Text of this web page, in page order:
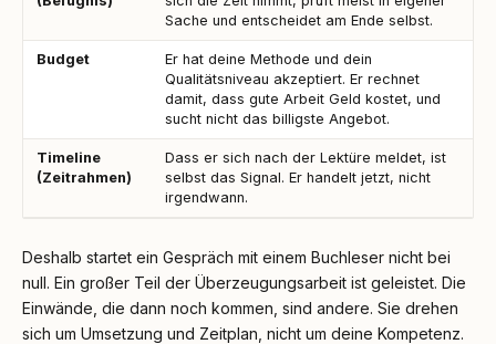
Sache und entscheidet am Ende selbst.
Budget
Er hat deine Methode und dein
Qualitätsniveau akzeptiert. Er rechnet
damit, dass gute Arbeit Geld kostet, und
sucht nicht das billigste Angebot.
Timeline
(Zeitrahmen)
Dass er sich nach der Lektüre meldet, ist
selbst das Signal. Er handelt jetzt, nicht
irgendwann.
Deshalb startet ein Gespräch mit einem Buchleser nicht bei
null. Ein großer Teil der Überzeugungsarbeit ist geleistet. Die
Einwände, die dann noch kommen, sind andere. Sie drehen
sich um Umsetzung und Zeitplan, nicht um deine Kompetenz.